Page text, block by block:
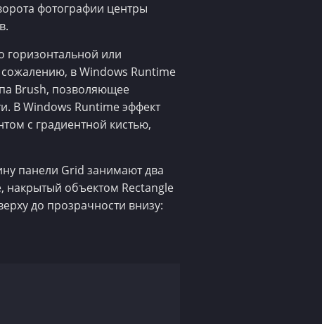
фотографии центры
горизонтальной или
в Windows Runtime
Brush, позволяющее
В Windows Runtime эффект
с градиентной кистью,
панели Grid занимают два
накрытый объектом Rectangle
до прозрачности внизу: